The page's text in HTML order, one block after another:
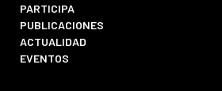
PARTICIPA
PUBLICACIONES
ACTUALIDAD
EVENTOS